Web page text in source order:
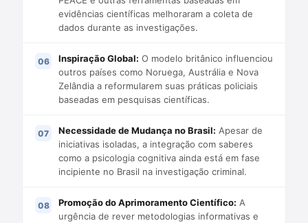
evidências científicas melhoraram a coleta de
dados durante as investigações.
Inspiração Global: O modelo britânico influenciou
outros países como Noruega, Austrália e Nova
Zelândia a reformularem suas práticas policiais
baseadas em pesquisas científicas.
Necessidade de Mudança no Brasil: Apesar de
iniciativas isoladas, a integração com saberes
como a psicologia cognitiva ainda está em fase
incipiente no Brasil na investigação criminal.
Promoção do Aprimoramento Científico: A
urgência de rever metodologias informativas e